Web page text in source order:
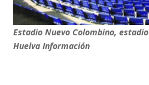
Estadio Nuevo Colombino,
Huelva Información